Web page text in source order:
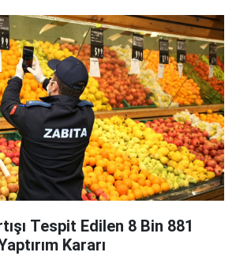
Tespit Edilen 8 Bin 881
Kararı